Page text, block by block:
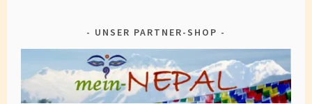
UNSER PARTNER-SHOP